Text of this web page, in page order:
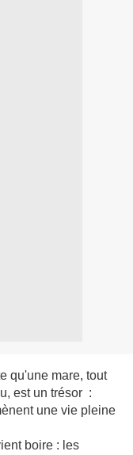
qu'une mare, tout
est un trésor :
une vie pleine
boire : les